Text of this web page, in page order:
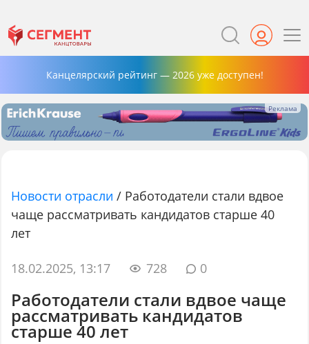
Канцелярский рейтинг — 2026 уже доступен!
Новости отрасли / Работодатели стали вдвое
чаще рассматривать кандидатов старше 40
лет
18.02.2025, 13:17 728 0
Работодатели стали вдвое чаще
рассматривать кандидатов
старше 40 лет